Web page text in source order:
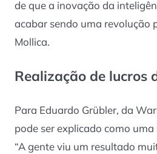
de que a inovação da
acabar sendo uma revolução
Mollica.
Realização de lucros
Para Eduardo Grübler, da
pode ser explicado como
“A gente viu um resultado